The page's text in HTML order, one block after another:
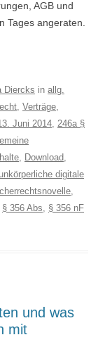
AGB und
Tages angeraten.
Diercks in allg.
, Verträge,
Juni 2014, 246a §
, Download,
unkörperliche digitale
,
§ 356 Abs, § 356 nF
und was
mit